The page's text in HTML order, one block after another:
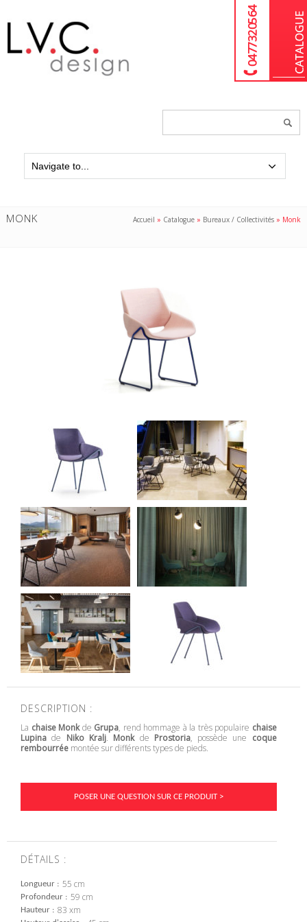
04 77 32 05 64
MONK Accueil » Catalogue » Bureaux / Collectivités » Monk
DESCRIPTION :
La chaise Monkde Grupa, rend hommage à la très populaire chaise
Lupina de Niko Kralj. Monkde Prostoria, possède une coque
rembourrée montée sur différents types de pieds.
POSER UNE QUESTION SUR CE PRODUIT >
DÉTAILS :
Longueur 55 cm
Profondeur 59 cm
Hauteur 83 xm